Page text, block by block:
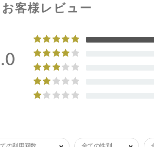
お客様レビュー